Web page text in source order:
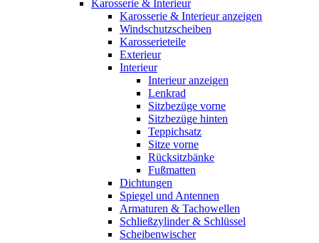
Karosserie & Interieur
Karosserie & Interieur anzeigen
Windschutzscheiben
Karosserieteile
Exterieur
Interieur
Interieur anzeigen
Lenkrad
Sitzbezüge vorne
Sitzbezüge hinten
Teppichsatz
Sitze vorne
Rücksitzbänke
Fußmatten
Dichtungen
Spiegel und Antennen
Armaturen & Tachowellen
Schließzylinder & Schlüssel
Scheibenwischer